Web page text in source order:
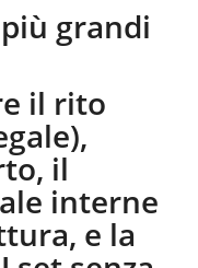
grandi
il rito
il
interne
e la